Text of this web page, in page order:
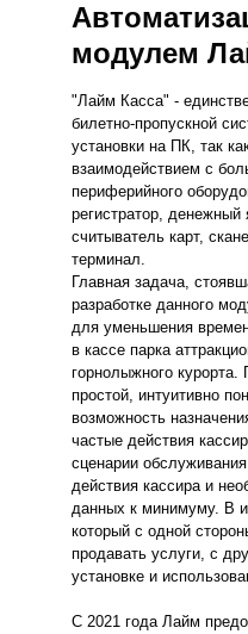
модулем
"Лайм Касса" -
билетно-пропускной
установки на ПК, так
взаимодействием с
периферийного
регистратор,
считыватель карт,
терминал.
Главная задача,
разработке данного
для уменьшения
в кассе парка
горнолыжного
простой, интуитивно
возможность
частые действия
сценарии
действия кассира и
данных к минимуму. В
который с одной
продавать услуги, с
установке и
С 2021 года Лайм